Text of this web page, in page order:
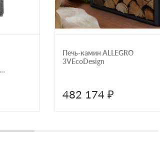
Печь-камин ALLEGRO
3VEcoDesign
482 174 ₽